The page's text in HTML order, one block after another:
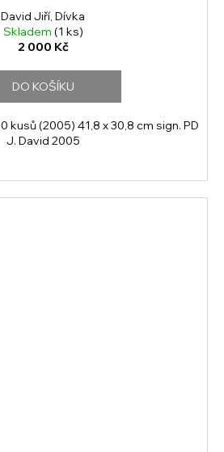
David Jiří, Dívka
Skladem (1 ks)
2 000 Kč
DO KOŠÍKU
kusů (2005) 41,8 x 30,8 cm sign. PD
J. David 2005